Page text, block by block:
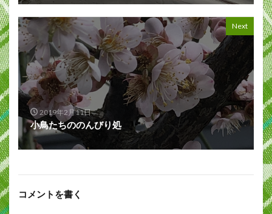
Next
2019年2月11日
小鳥たちののんびり処
コメントを書く